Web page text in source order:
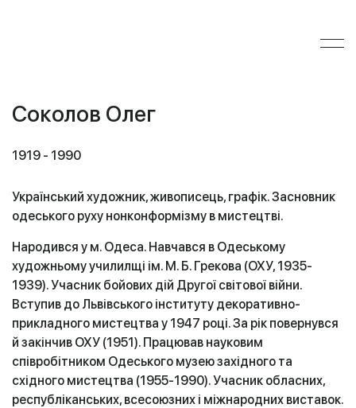
Соколов Олег
1919 - 1990
Український художник, живописець, графік. Засновник
одеського руху нонконформізму в мистецтві.
Народився у м. Одеса. Навчався в Одеському
художньому училилщі ім. М. Б. Грекова (ОХУ, 1935-
1939). Учасник бойових дій Другої світової війни.
Вступив до Львівського інституту декоративно-
прикладного мистецтва у 1947 році. За рік повернувся
й закінчив ОХУ (1951). Працював науковим
співробітником Одеського музею західного та
східного мистецтва (1955-1990). Учасник обласних,
республіканських, всесоюзних і міжнародних виставок.